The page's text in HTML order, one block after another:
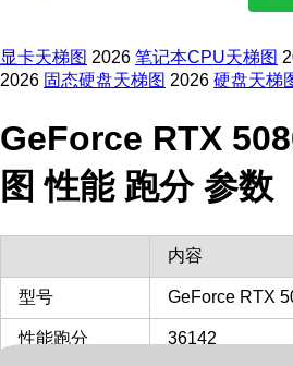
显卡天梯图 2026 笔记本CPU天梯图
2026 固态硬盘天梯图 2026 硬盘天梯
GeForce RTX
图 性能 跑分 参数
内容
型号 GeForce RTX
性能跑分 36142